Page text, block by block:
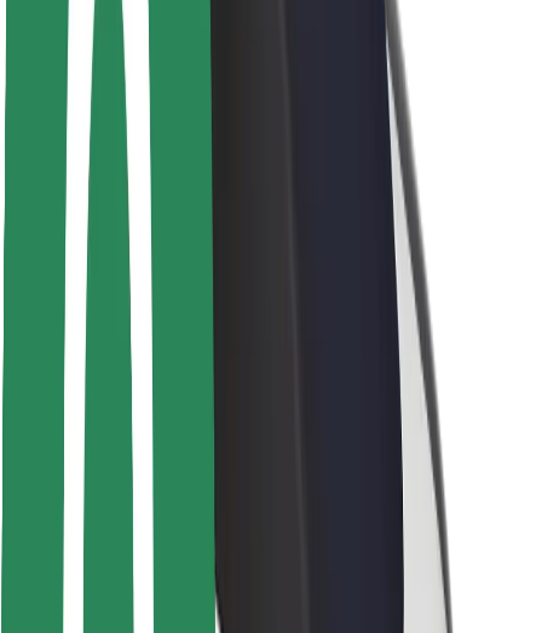
Безпека
Безпека пасажирів
Безпека водіїв
Безпека електросамокатів
Лабораторія безпеки
Міста
Розташування
Міські рішення
Зарядні станції Bolt
Підтримка